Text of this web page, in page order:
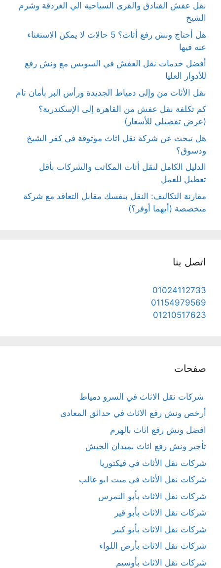
نقل عفش الفنادق والقرى السياحية الي الغردقة وشرم
الشيخ
هل أحتاج ونش رفع أثاث؟ 5 حالات لا يمكن الاستغناء
عنه فيها
أفضل خدمات نقل العفش في السويس مع ونش رفع
للأدوار العليا
نقل الأثاث من وإلى دمياط الجديدة ورأس البر بأمان تام
كم تكلفة نقل عفش من القاهرة إلى الإسكندرية؟
(عرض تفصيلي للأسعار)
هل تبحث عن شركة نقل اثاث موثوقة في كفر الشيخ
ودسوق؟
الدليل الكامل لنقل أثاث المكاتب والشركات بأقل
تعطيل للعمل
مقارنة التكاليف: النقل بنفسك مقابل التعاقد مع شركة
متخصصة (أيهما أوفر؟)
اتصل بنا
01024112733
01154979569
01210517623
صفحات
شركات نقل الاثاث في السرو دمياط
أرخص ونش رفع الاثاث في حدائق المعادى
افضل ونش رفع اثاث بالهرم
تأجير ونش رفع اثاث بميدان الجيش
شركات نقل الأثاث في فيكتوريا
شركات نقل الأثاث في ميت ابو غالب
شركات نقل الاثاث بأبو النمرس
شركات نقل الاثاث بأبو قير
شركات نقل الاثاث بأبو كبير
شركات نقل الاثاث بأرض اللواء
شركات نقل الاثاث بأوسيم